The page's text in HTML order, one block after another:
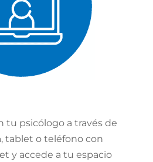
tu psicólogo a través de
tablet o teléfono con
y accede a tu espacio